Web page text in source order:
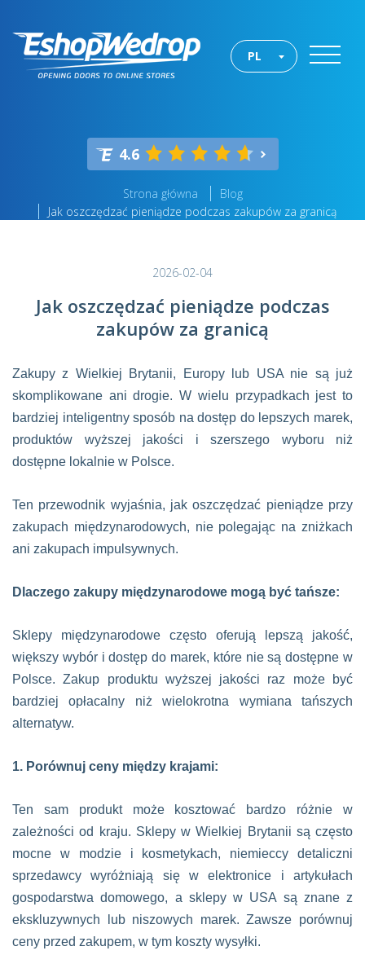
PL
4.6
Strona główna
Blog
Jak oszczędzać pieniądze podczas zakupów za granicą
2026-02-04
Jak oszczędzać pieniądze podczas
zakupów za granicą
Zakupy z Wielkiej Brytanii, Europy lub USA nie są już
skomplikowane ani drogie. W wielu przypadkach jest to
bardziej inteligentny sposób na dostęp do lepszych marek,
produktów wyższej jakości i szerszego wyboru niż
dostępne lokalnie w Polsce.
Ten przewodnik wyjaśnia, jak oszczędzać pieniądze przy
zakupach międzynarodowych, nie polegając na zniżkach
ani zakupach impulsywnych.
Dlaczego zakupy międzynarodowe mogą być tańsze:
Sklepy międzynarodowe często oferują lepszą jakość,
większy wybór i dostęp do marek, które nie są dostępne w
Polsce. Zakup produktu wyższej jakości raz może być
bardziej opłacalny niż wielokrotna wymiana tańszych
alternatyw.
1. Porównuj ceny między krajami:
Ten sam produkt może kosztować bardzo różnie w
zależności od kraju. Sklepy w Wielkiej Brytanii są często
mocne w modzie i kosmetykach, niemieccy detaliczni
sprzedawcy wyróżniają się w elektronice i artykułach
gospodarstwa domowego, a sklepy w USA są znane z
ekskluzywnych lub niszowych marek. Zawsze porównuj
ceny przed zakupem, w tym koszty wysyłki.